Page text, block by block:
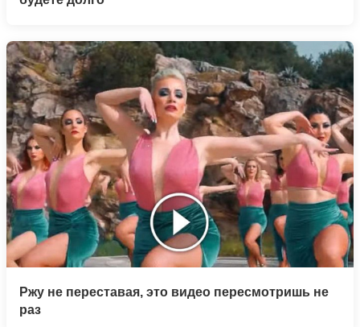
Ржу не переставая, это видео пересмотришь не
раз